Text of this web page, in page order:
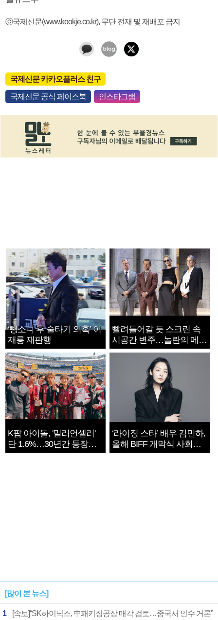
ⓒ국제신문(www.kookje.co.kr), 무단 전재 및 재배포 금지
국제신문 카카오플러스 친구
국제신문 공식 페이스북 인스타그램
‘뺑소니 후 술타기 의혹’ 이
재룡 재판행
빨려들어갈 듯 스크린 속
시공간 변주…놀란의 메시
지는 ‘전쟁 속죄’
K팝 아이돌, '밀리언셀러'
단 1.6%…30년간 등장
1182개팀 전수조사
‘라이징 스타’ 배우 김민하,
올해 BIFF 개막식 사회자
확정
[많이 본 뉴스]
1 [속보]“SK하이닉스, 中패키징공장 매각 검토…중국서 인수 거론”